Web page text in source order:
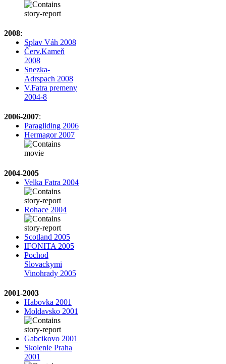
2008:
Splav Váh 2008
Červ.Kameň
2008
Snezka-
Adrspach 2008
V.Fatra premeny
2004-8
2006-2007:
Paragliding 2006
Hermagor 2007
2004-2005
Velka Fatra 2004
Rohace 2004
Scotland 2005
IFONITA 2005
Pochod
Slovackymi
Vinohrady 2005
2001-2003
Habovka 2001
Moldavsko 2001
Gabcikovo 2001
Skolenie Praha
2001